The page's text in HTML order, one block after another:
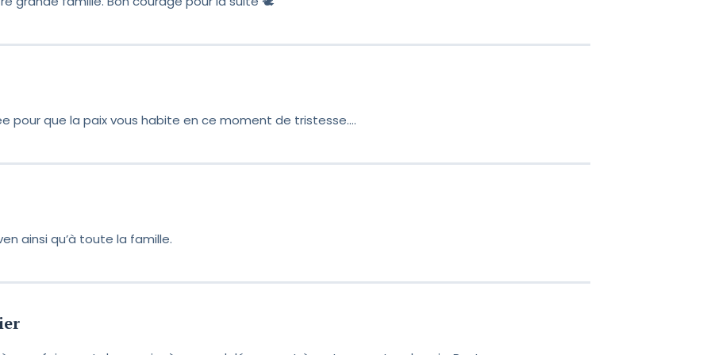
pour que la paix vous habite en ce moment de tristesse….
ainsi qu’à toute la famille.